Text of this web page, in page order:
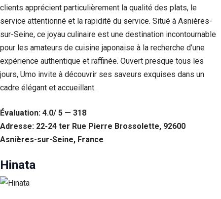
clients apprécient particulièrement la qualité des plats, le
service attentionné et la rapidité du service. Situé à Asnières-
sur-Seine, ce joyau culinaire est une destination incontournable
pour les amateurs de cuisine japonaise à la recherche d’une
expérience authentique et raffinée. Ouvert presque tous les
jours, Umo invite à découvrir ses saveurs exquises dans un
cadre élégant et accueillant.
Évaluation: 4.0/ 5 — 318
Adresse: 22-24 ter Rue Pierre Brossolette, 92600
Asnières-sur-Seine, France
Hinata